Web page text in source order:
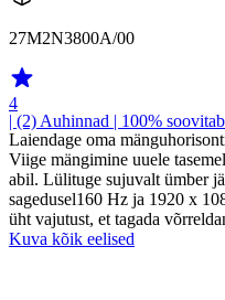
27M2N3800A/00
4
| (2) Auhinnad | 100%
Laiendage oma
Viige mängimine uuele
abil. Lülituge sujuvalt ümber
sagedusel160 Hz ja 1920 x
üht vajutust, et tagada
Kuva kõik eelised